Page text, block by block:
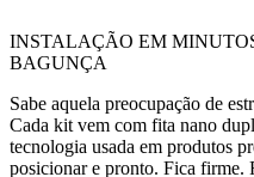
INSTALAÇÃO EM
BAGUNÇA
Sabe aquela preocupação de
Cada kit vem com fita nano
tecnologia usada em produtos
posicionar e pronto. Fica firme.